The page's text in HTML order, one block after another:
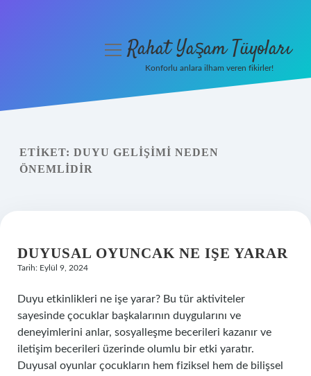
Yasal Uyarı
menüyüRahat Yaşam Tüyoları
Konforlu anlara ilham veren fikirler!
ETIKET: DUYU GELIŞIMI NEDEN
ÖNEMLIDIR
DUYUSAL OYUNCAK NE IŞE YARAR
Tarih: Eylül 9, 2024
Duyu etkinlikleri ne işe yarar? Bu tür aktiviteler
sayesinde çocuklar başkalarının duygularını ve
deneyimlerini anlar, sosyalleşme becerileri kazanır ve
iletişim becerileri üzerinde olumlu bir etki yaratır.
Duyusal oyunlar çocukların hem fiziksel hem de bilişsel